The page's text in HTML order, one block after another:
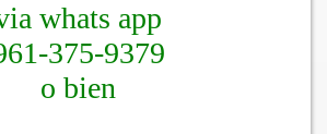
whats app
375-9379
o bien